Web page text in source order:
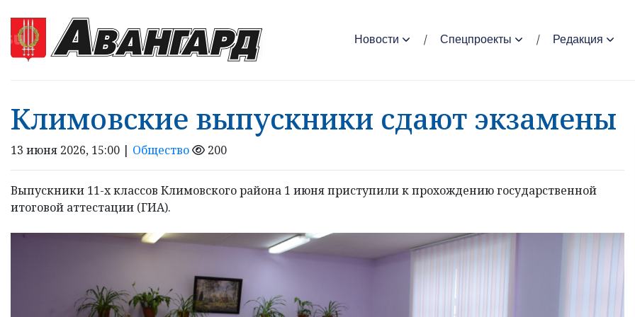
Новости Спецпроекты Редакция
Климовские выпускники сдают экзамены
13 июня 2026, 15:00 | Общество 200
Выпускники 11-х классов Климовского района 1 июня приступили к прохождению государственной
итоговой аттестации (ГИА).